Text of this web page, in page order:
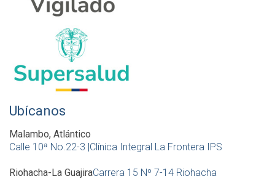
Ubícanos
Malambo, Atlántico
Calle 10ª No.22-3 |Clínica Integral La Frontera IPS
Riohacha-La GuajiraCarrera 15 Nº 7-14 Riohacha